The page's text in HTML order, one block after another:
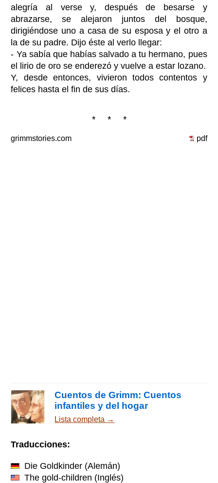
alegría al verse y, después de besarse y
abrazarse, se alejaron juntos del bosque,
dirigiéndose uno a casa de su esposa y el otro a
la de su padre. Dijo éste al verlo llegar:
- Ya sabía que habías salvado a tu hermano, pues
el lirio de oro se enderezó y vuelve a estar lozano.
Y, desde entonces, vivieron todos contentos y
felices hasta el fin de sus días.
* * *
grimmstories.com pdf
Cuentos de Grimm: Cuentos
infantiles y del hogar
Lista completa →
Traducciones:
Die Goldkinder (Alemán)
The gold-children (Inglés)